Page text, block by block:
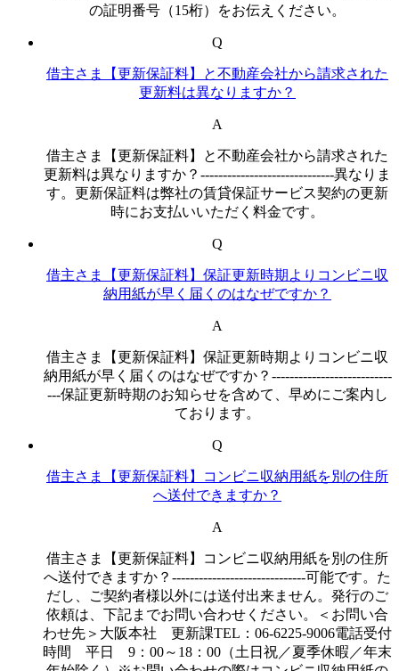
の証明番号（15桁）をお伝えください。
Q
借主さま【更新保証料】と不動産会社から請求された
更新料は異なりますか？
A
借主さま【更新保証料】と不動産会社から請求された
更新料は異なりますか？------------------------------異なりま
す。更新保証料は弊社の賃貸保証サービス契約の更新
時にお支払いいただく料金です。
Q
借主さま【更新保証料】保証更新時期よりコンビニ収
納用紙が早く届くのはなぜですか？
A
借主さま【更新保証料】保証更新時期よりコンビニ収
納用紙が早く届くのはなぜですか？---------------------------
---保証更新時期のお知らせを含めて、早めにご案内し
ております。
Q
借主さま【更新保証料】コンビニ収納用紙を別の住所
へ送付できますか？
A
借主さま【更新保証料】コンビニ収納用紙を別の住所
へ送付できますか？------------------------------可能です。た
だし、ご契約者様以外には送付出来ません。発行のご
依頼は、下記までお問い合わせください。＜お問い合
わせ先＞大阪本社 更新課TEL：06-6225-9006電話受付
時間 平日 9：00～18：00（土日祝／夏季休暇／年末